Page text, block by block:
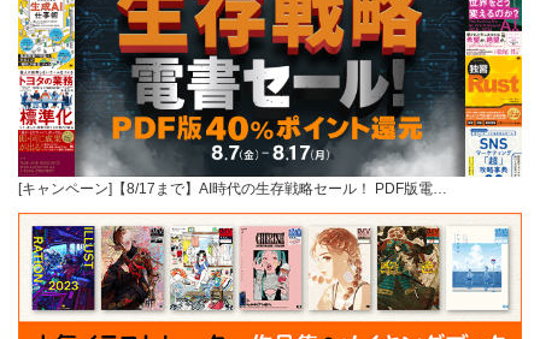
[キャンペーン]【8/17まで】AI時代の生存戦略セール！ PDF版電…